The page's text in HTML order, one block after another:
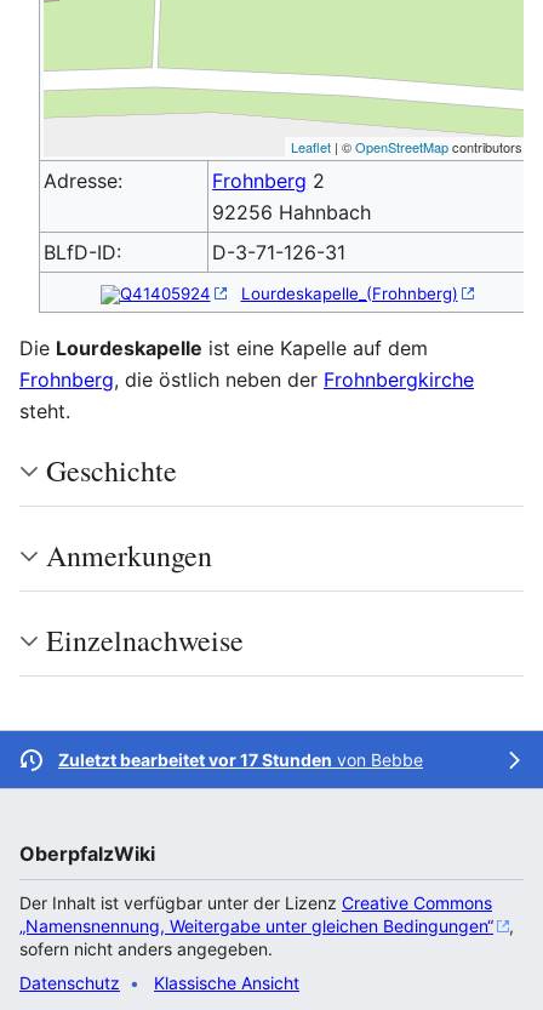
Leaflet | ©OpenStreetMapcontributors
Adresse: Frohnberg 2
92256 Hahnbach
BLfD-ID:
D-3-71-126-31
Q41405924 Lourdeskapelle_(Frohnberg)
Die Lourdeskapelle ist eine Kapelle auf dem
Frohnberg, die östlich neben der Frohnbergkirche
steht.
Geschichte
Anmerkungen
Einzelnachweise
Zuletzt bearbeitet vor 17 Stunden von Bebbe
OberpfalzWiki
Der Inhalt ist verfügbar unter der Lizenz Creative Commons
„Namensnennung, Weitergabe unter gleichen Bedingungen“
,
sofern nicht anders angegeben.
Datenschutz
Klassische Ansicht